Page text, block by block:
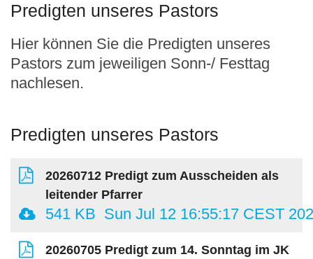
Predigten unseres Pastors
Hier können Sie die Predigten unseres
Pastors zum jeweiligen Sonn-/ Festtag
nachlesen.
Predigten unseres Pastors
20260712 Predigt zum Ausscheiden als
leitender Pfarrer
541 KB Sun Jul 12 16:55:17 CEST
20260705 Predigt zum 14. Sonntag im JK